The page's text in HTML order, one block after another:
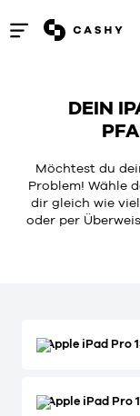
Menü
schließenDEIN
Möchtest du
Problem! Wähle
dir gleich wie
oder per
Apple iPad Pro
Apple iPad Pro